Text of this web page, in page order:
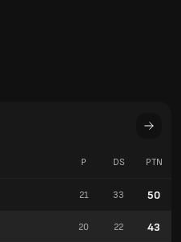
P DS PTN
21 33 50
20 22 43